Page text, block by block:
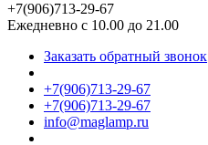
+7(906)713-29-67
Ежедневно с 10.00 до 21.00
Заказать обратный звонок
+7(906)713-29-67
+7(906)713-29-67
info@maglamp.ru